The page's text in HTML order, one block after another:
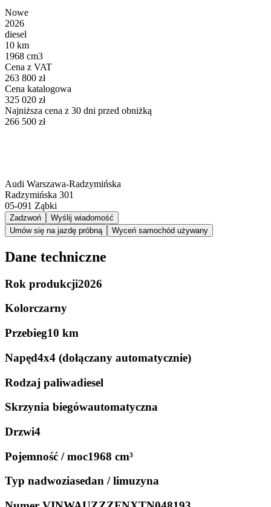
Nowe
2026
diesel
10 km
1968 cm3
Cena z VAT
263 800 zł
Cena katalogowa
325 020 zł
Najniższa cena z 30 dni przed obniżką
266 500 zł
Audi Warszawa-Radzymińska
Radzymińska 301
05-091 Ząbki
Zadzwoń
Wyślij wiadomość
Umów się na jazdę próbną
Wyceń samochód używany
Dane techniczne
Rok produkcji2026
Kolorczarny
Przebieg10 km
Napęd4x4 (dołączany automatycznie)
Rodzaj paliwadiesel
Skrzynia biegówautomatyczna
Drzwi4
Pojemność / moc1968 cm³
Typ nadwoziasedan / limuzyna